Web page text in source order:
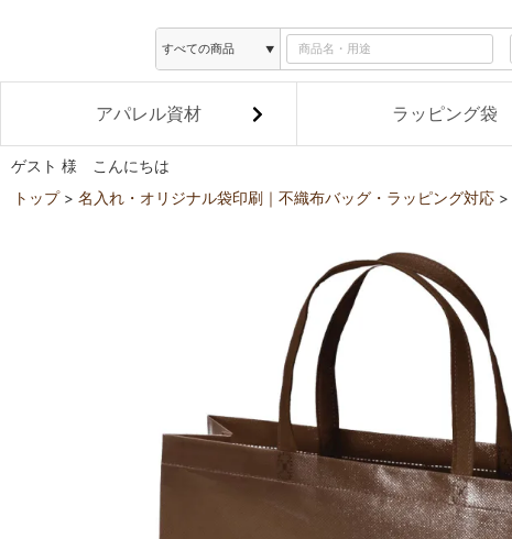
アパレル資材 ラッピング袋
ゲスト 様 こんにちは
トップ 名入れ・オリジナル袋印刷｜不織布バッグ・ラッピング対応